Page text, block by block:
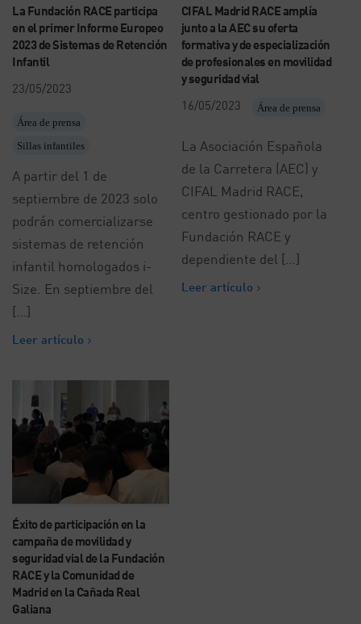
La Fundación RACE participa
en el primer Informe Europeo
2023 de Sistemas de Retención
Infantil
23/05/2023
Área de prensa
Sillas infantiles
A partir del 1 de
septiembre de 2023 solo
podrán comercializarse
sistemas de retención
infantil homologados i-
Size. En septiembre del
[…]
Leer artículo
CIFAL Madrid RACE amplía
junto a la AEC su oferta
formativa y de especialización
de profesionales en movilidad
y seguridad vial
16/05/2023
Área de prensa
La Asociación Española
de la Carretera (AEC) y
CIFAL Madrid RACE,
centro gestionado por la
Fundación RACE y
dependiente del […]
Leer artículo
Éxito de participación en la
campaña de movilidad y
seguridad vial de la Fundación
RACE y la Comunidad de
Madrid en la Cañada Real
Galiana